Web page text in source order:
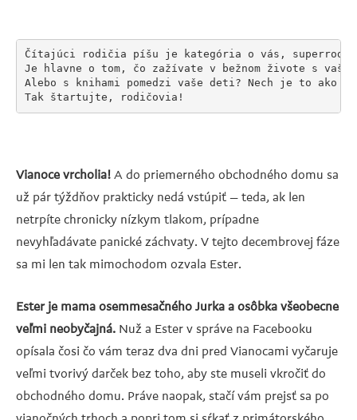
Čítajúci rodičia píšu je kategória o vás,
Je hlavne o tom, čo zažívate v bežnom živote s
Alebo s knihami pomedzi vaše deti? Nech je to
Tak štartujte, rodičovia!
Vianoce vrcholia! A do priemerného obchodného domu sa
už pár týždňov prakticky nedá vstúpiť – teda, ak len
netrpíte chronicky nízkym tlakom, prípadne
nevyhľadávate panické záchvaty. V tejto decembrovej fáze
sa mi len tak mimochodom ozvala Ester.
Ester je mama osemmesačného Jurka a osôbka všeobecne
veľmi neobyčajná. Nuž a Ester v správe na Facebooku
opísala čosi čo vám teraz dva dni pred Vianocami vyčaruje
veľmi tvorivý darček bez toho, aby ste museli vkročiť do
obchodného domu. Práve naopak, stačí vám prejsť sa po